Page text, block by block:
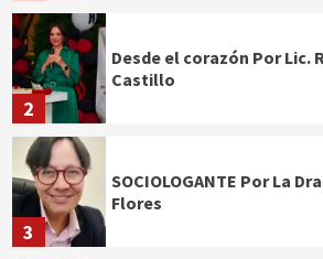
2
Desde el corazón Por Lic.
Castillo
3
SOCIOLOGANTE Por La
Flores